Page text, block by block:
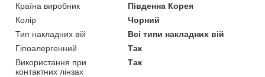
Країна виробник
Південна Корея
Колір
Чорний
Тип накладних вій
Всі типи накладних вій
Гіпоалергенний
Так
Використання при
контактних лінзах
Так